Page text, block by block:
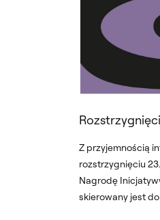
Z przyjemnością
rozstrzygnięciu
Nagrodę
skierowany jest